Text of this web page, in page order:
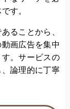
す。
ることから、
画広告を集中
。サービスの
論理的に丁寧